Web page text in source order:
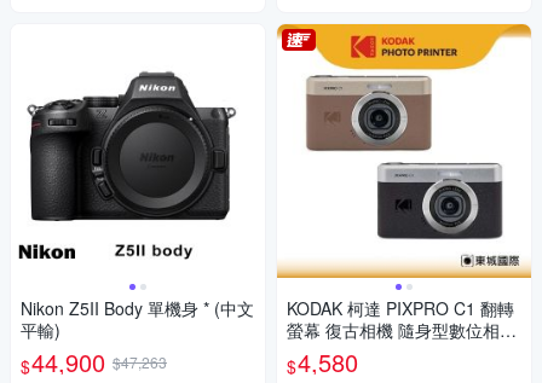
Nikon Z5II Body 單機身 * (中文
平輸)
$44,900 $47,263
KODAK 柯達 PIXPRO C1 翻轉
螢幕 復古相機 隨身型數位相機
+ 32G記憶卡組
$4,580